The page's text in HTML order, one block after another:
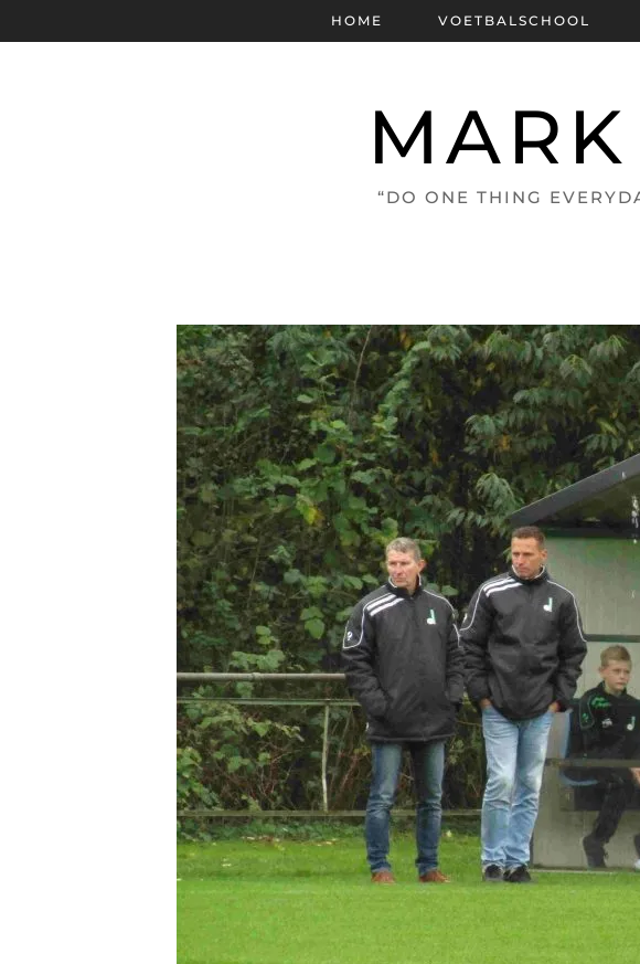
“DO ONE THING
HOME VOETBALSCHOOL